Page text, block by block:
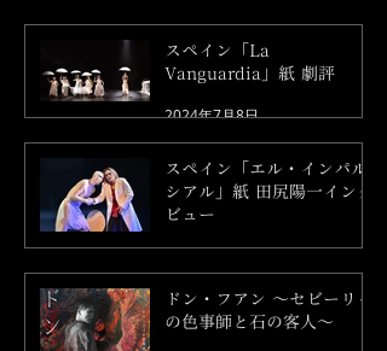
スペイン「La
Vanguardia」紙 劇評
2024年7月8日
スペイン「エル・インパル
シアル」紙 田尻陽一インタ
ビュー
2024年7月6日
ドン・フアン ～セビーリャ
の色事師と石の客人～